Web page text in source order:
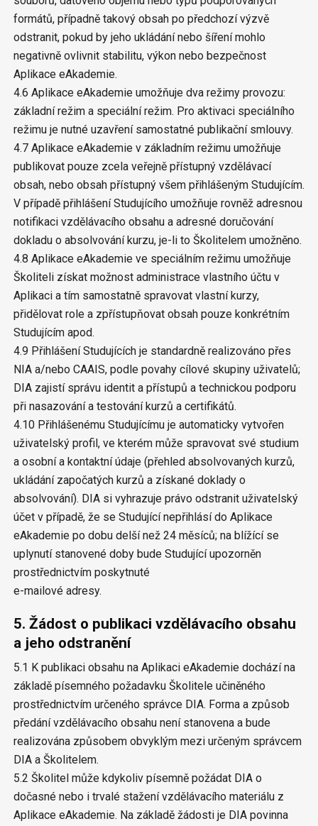
formátů, případně takový obsah po předchozí výzvě
odstranit, pokud by jeho ukládání nebo šíření mohlo
negativně ovlivnit stabilitu, výkon nebo bezpečnost
Aplikace eAkademie.
4.6 Aplikace eAkademie umožňuje dva režimy provozu:
základní režim a speciální režim. Pro aktivaci speciálního
režimu je nutné uzavření samostatné publikační smlouvy.
4.7 Aplikace eAkademie v základním režimu umožňuje
publikovat pouze zcela veřejně přístupný vzdělávací
obsah, nebo obsah přístupný všem přihlášeným Studujícím.
V případě přihlášení Studujícího umožňuje rovněž adresnou
notifikaci vzdělávacího obsahu a adresné doručování
dokladu o absolvování kurzu, je-li to Školitelem umožněno.
4.8 Aplikace eAkademie ve speciálním režimu umožňuje
Školiteli získat možnost administrace vlastního účtu v
Aplikaci a tím samostatně spravovat vlastní kurzy,
přidělovat role a zpřístupňovat obsah pouze konkrétním
Studujícím apod.
4.9 Přihlášení Studujících je standardně realizováno přes
NIA a/nebo CAAIS, podle povahy cílové skupiny uživatelů;
DIA zajistí správu identit a přístupů a technickou podporu
při nasazování a testování kurzů a certifikátů.
4.10 Přihlášenému Studujícímu je automaticky vytvořen
uživatelský profil, ve kterém může spravovat své studium
a osobní a kontaktní údaje (přehled absolvovaných kurzů,
ukládání započatých kurzů a získané doklady o
absolvování). DIA si vyhrazuje právo odstranit uživatelský
účet v případě, že se Studující nepřihlásí do Aplikace
eAkademie po dobu delší než 24 měsíců; na blížící se
uplynutí stanovené doby bude Studující upozorněn
prostřednictvím poskytnuté
e-mailové adresy.
5. Žádost o publikaci vzdělávacího obsahu
a jeho odstranění
5.1 K publikaci obsahu na Aplikaci eAkademie dochází na
základě písemného požadavku Školitele učiněného
prostřednictvím určeného správce DIA. Forma a způsob
předání vzdělávacího obsahu není stanovena a bude
realizována způsobem obvyklým mezi určeným správcem
DIA a Školitelem.
5.2 Školitel může kdykoliv písemně požádat DIA o
dočasné nebo i trvalé stažení vzdělávacího materiálu z
Aplikace eAkademie. Na základě žádosti je DIA povinna